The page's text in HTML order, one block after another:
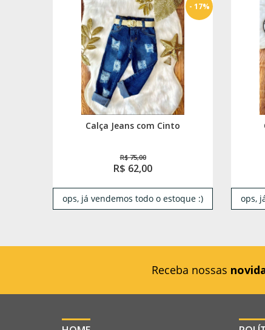
Calça Jeans com Cinto
R$ 75,00
R$ 62,00
- 17%
ops, já vendemos todo o estoque :) ops,
Receba nossas